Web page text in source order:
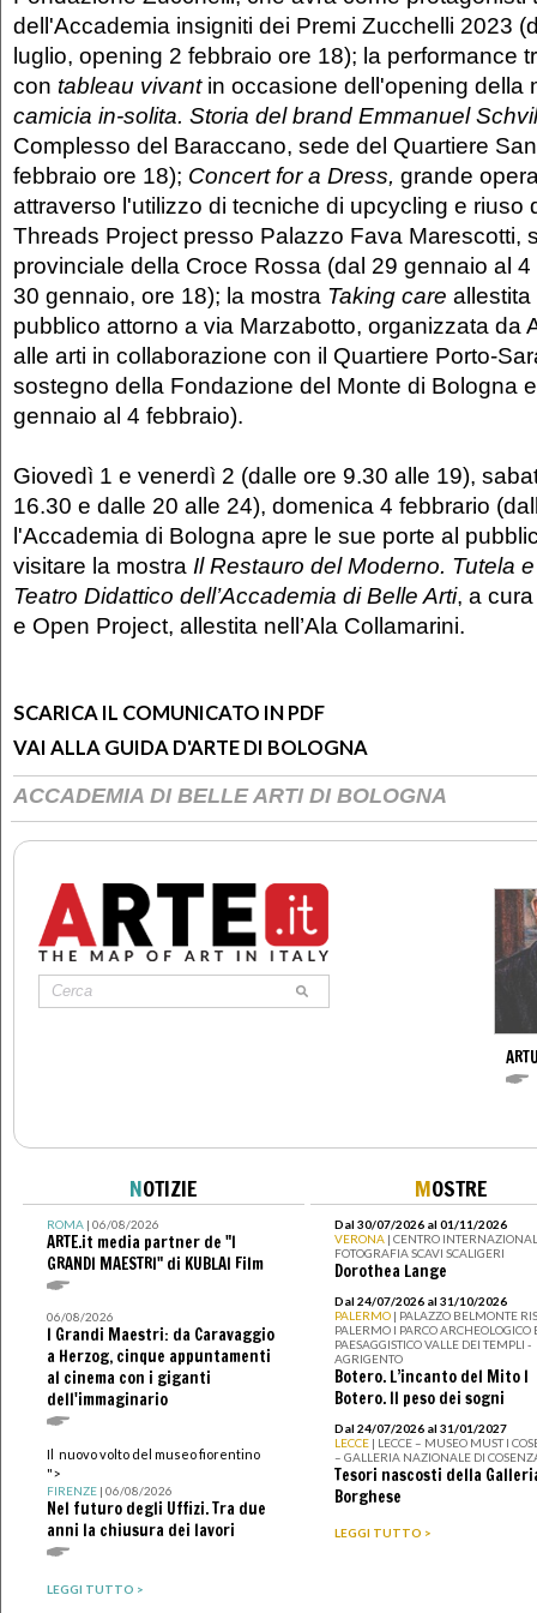
dell'Accademia insigniti dei Premi Zucchelli 2023
luglio, opening 2 febbraio ore 18); la performance
con tableau vivantin occasione dell'opening della
camicia in-solita. Storia del brand Emmanuel
Complesso del Baraccano, sede del Quartiere
febbraio ore 18); Concert for a Dress, grande
attraverso l'utilizzo di tecniche di upcycling e riuso
Threads Project presso Palazzo Fava Marescotti,
provinciale della Croce Rossa (dal 29 gennaio al
30 gennaio, ore 18); la mostra Taking care
pubblico attorno a via Marzabotto, organizzata da
alle arti in collaborazione con il Quartiere Porto-
sostegno della Fondazione del Monte di Bologna
gennaio al 4 febbraio).
Giovedì 1 e venerdì 2 (dalle ore 9.30 alle 19),
16.30 e dalle 20 alle 24), domenica 4 febbrario
l'Accademia di Bologna apre le sue porte al
visitare la mostra Il Restauro del Moderno. Tutela
Teatro Didattico dell’Accademia di Belle Arti, a
e Open Project, allestita nell’Ala Collamarini.
SCARICA IL COMUNICATO IN PDF
VAI ALLA GUIDA D'ARTE DI BOLOGNA
ACCADEMIA DI BELLE ARTI DI BOLOGNA
NOTIZIE
ROMA| 06/08/2026
ARTE.it media partner de "I
GRANDI MAESTRI" di KUBLAI Film
06/08/2026
I Grandi Maestri: da Caravaggio
a Herzog, cinque appuntamenti
al cinema con i giganti
dell'immaginario
Il nuovo volto del museo fiorentino
">
FIRENZE| 06/08/2026
Nel futuro degli Uffizi. Tra due
anni la chiusura dei lavori
LEGGI TUTTO >
MOSTRE
Dal 30/07/2026 al 01/11/2026
VERONA | CENTRO
FOTOGRAFIA SCAVI SCALIGERI
Dorothea Lange
Dal 24/07/2026 al 31/10/2026
PALERMO | PALAZZO BELMONTE
PALERMO I PARCO ARCHEOLOGICO
PAESAGGISTICO VALLE DEI TEMPLI -
AGRIGENTO
Botero. L’incanto del Mito I
Botero. Il peso dei sogni
Dal 24/07/2026 al 31/01/2027
LECCE | LECCE – MUSEO MUST I
– GALLERIA NAZIONALE DI
Tesori nascosti della
Borghese
LEGGI TUTTO >